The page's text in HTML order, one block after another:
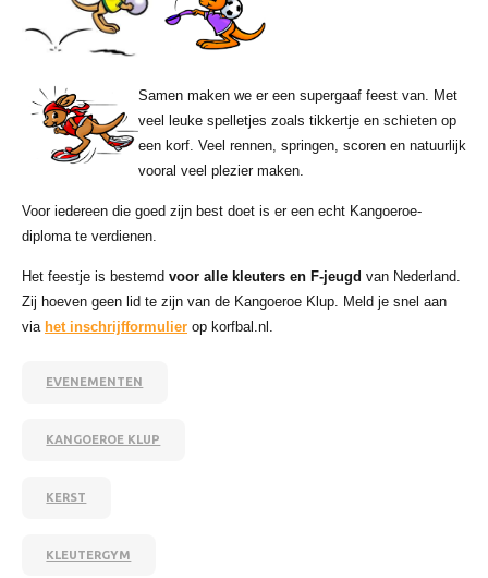
Samen maken we er een supergaaf feest van. Met
veel leuke spelletjes zoals tikkertje en schieten op
een korf. Veel rennen, springen, scoren en natuurlijk
vooral veel plezier maken.
Voor iedereen die goed zijn best doet is er een echt Kangoeroe-
diploma te verdienen.
Het feestje is bestemd voor alle kleuters en F-jeugd van Nederland.
Zij hoeven geen lid te zijn van de Kangoeroe Klup. Meld je snel aan
via het inschrijfformulier op korfbal.nl.
EVENEMENTEN
KANGOEROE KLUP
KERST
KLEUTERGYM